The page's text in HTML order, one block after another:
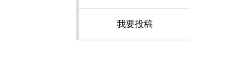
我要投稿